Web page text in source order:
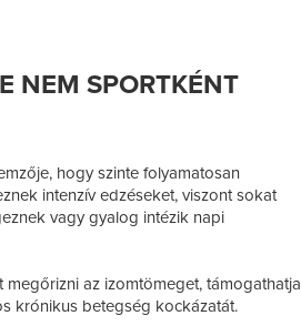
NEM SPORTKÉNT
hogy szinte folyamatosan
intenzív edzéseket, viszont sokat
vagy gyalog intézik napi
az izomtömeget, támogathatja
krónikus betegség kockázatát.